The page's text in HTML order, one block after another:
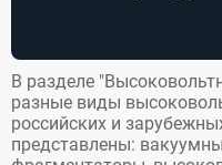
В разделе
разные виды
российских и
представлены: